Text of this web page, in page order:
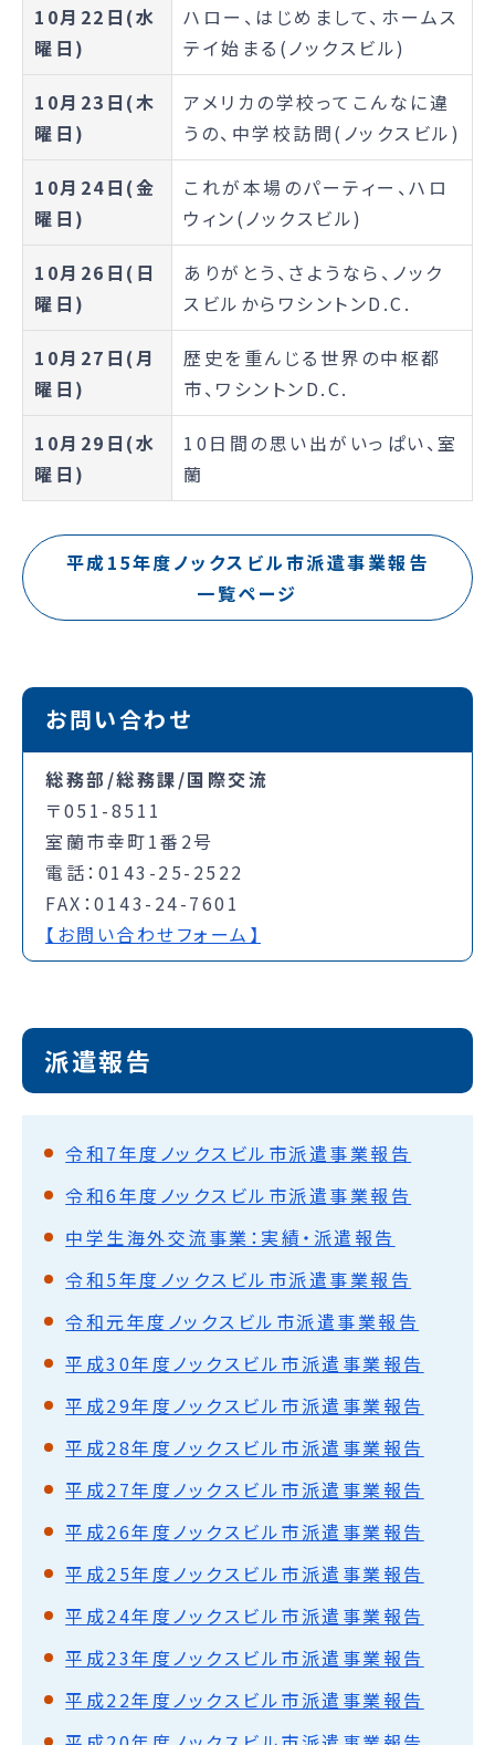
10月22日(水
曜日)
ハロー、はじめまして、ホームス
テイ始まる(ノックスビル)
10月23日(木
曜日)
アメリカの学校ってこんなに違
うの、中学校訪問(ノックスビル)
10月24日(金
曜日)
これが本場のパーティー、ハロ
ウィン(ノックスビル)
10月26日(日
曜日)
ありがとう、さようなら、ノック
スビルからワシントンD.C.
10月27日(月
曜日)
歴史を重んじる世界の中枢都
市、ワシントンD.C.
10月29日(水
曜日)
10日間の思い出がいっぱい、室
蘭
平成15年度ノックスビル市派遣事業報告
一覧ページ
お問い合わせ
総務部/総務課/国際交流
〒051-8511
室蘭市幸町1番2号
電話：0143-25-2522
FAX：0143-24-7601
【お問い合わせフォーム】
派遣報告
令和7年度ノックスビル市派遣事業報告
令和6年度ノックスビル市派遣事業報告
中学生海外交流事業：実績・派遣報告
令和5年度ノックスビル市派遣事業報告
令和元年度ノックスビル市派遣事業報告
平成30年度ノックスビル市派遣事業報告
平成29年度ノックスビル市派遣事業報告
平成28年度ノックスビル市派遣事業報告
平成27年度ノックスビル市派遣事業報告
平成26年度ノックスビル市派遣事業報告
平成25年度ノックスビル市派遣事業報告
平成24年度ノックスビル市派遣事業報告
平成23年度ノックスビル市派遣事業報告
平成22年度ノックスビル市派遣事業報告